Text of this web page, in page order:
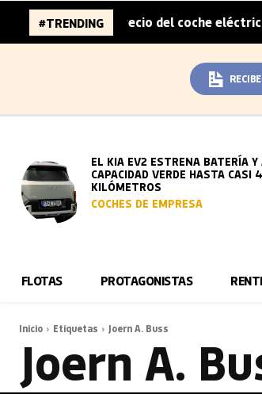
#TRENDING
del sobreprecio del coche eléctrico
EL KIA EV2 ESTRENA BATERÍA
CAPACIDAD VERDE HASTA CASI
KILÓMETROS
COCHES DE EMPRESA
FLOTAS PROTAGONISTAS
Inicio Etiquetas Joern A. Buss
Joern A.